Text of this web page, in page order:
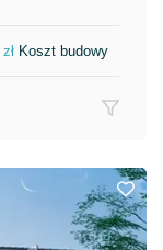
zł Koszt budowy